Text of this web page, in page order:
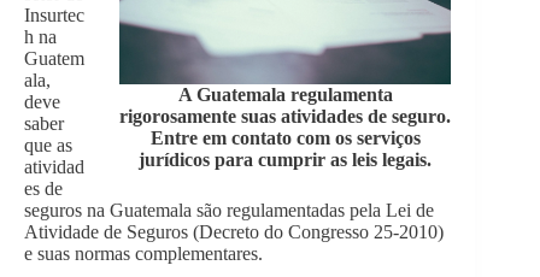
A Guatemala regulamenta
rigorosamente suas atividades de seguro.
Entre em contato com os serviços
jurídicos para cumprir as leis legais.
Insurtec
h na
Guatem
ala,
deve
saber
que as
atividad
es de
seguros na Guatemala são regulamentadas pela Lei de
Atividade de Seguros (Decreto do Congresso 25-2010)
e suas normas complementares.